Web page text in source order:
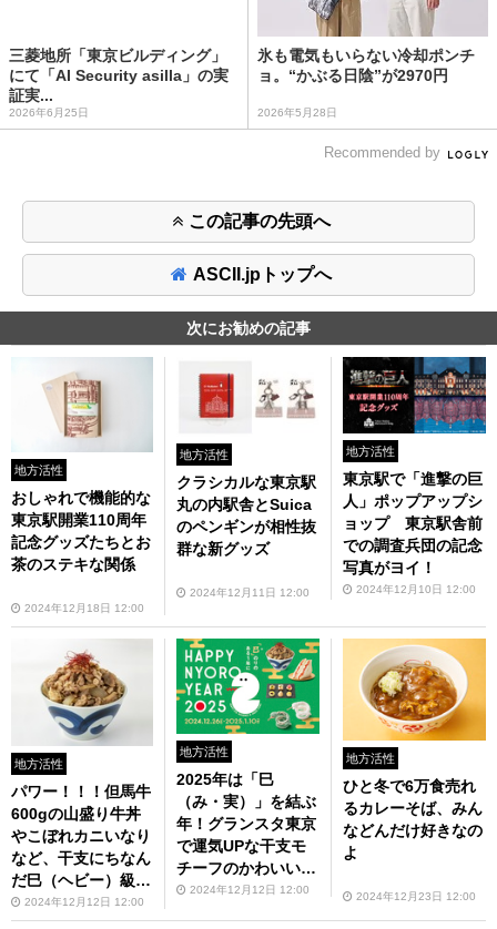
三菱地所「東京ビルディング」
にて「AI Security asilla」の実
証実...
2026年6月25日
氷も電気もいらない冷却ポンチ
ョ。“かぶる日陰”が2970円
2026年5月28日
Recommended by
この記事の先頭へ
ASCII.jpトップへ
次にお勧めの記事
地方活性
おしゃれで機能的な
東京駅開業110周年
記念グッズたちとお
茶のステキな関係
2024年12月18日 12:00
地方活性
クラシカルな東京駅
丸の内駅舎とSuica
のペンギンが相性抜
群な新グッズ
2024年12月11日 12:00
地方活性
東京駅で「進撃の巨
人」ポップアップシ
ョップ 東京駅舎前
での調査兵団の記念
写真がヨイ！
2024年12月10日 12:00
地方活性
パワー！！！但馬牛
600gの山盛り牛丼
やこぼれカニいなり
など、干支にちなん
だ巳（ヘビー）級グ
ルメフェア
2024年12月12日 12:00
地方活性
2025年は「巳
（み・実）」を結ぶ
年！グランスタ東京
で運気UPな干支モ
チーフのかわいいス
イーツフェア
2024年12月12日 12:00
地方活性
ひと冬で6万食売れ
るカレーそば、みん
などんだけ好きなの
よ
2024年12月23日 12:00